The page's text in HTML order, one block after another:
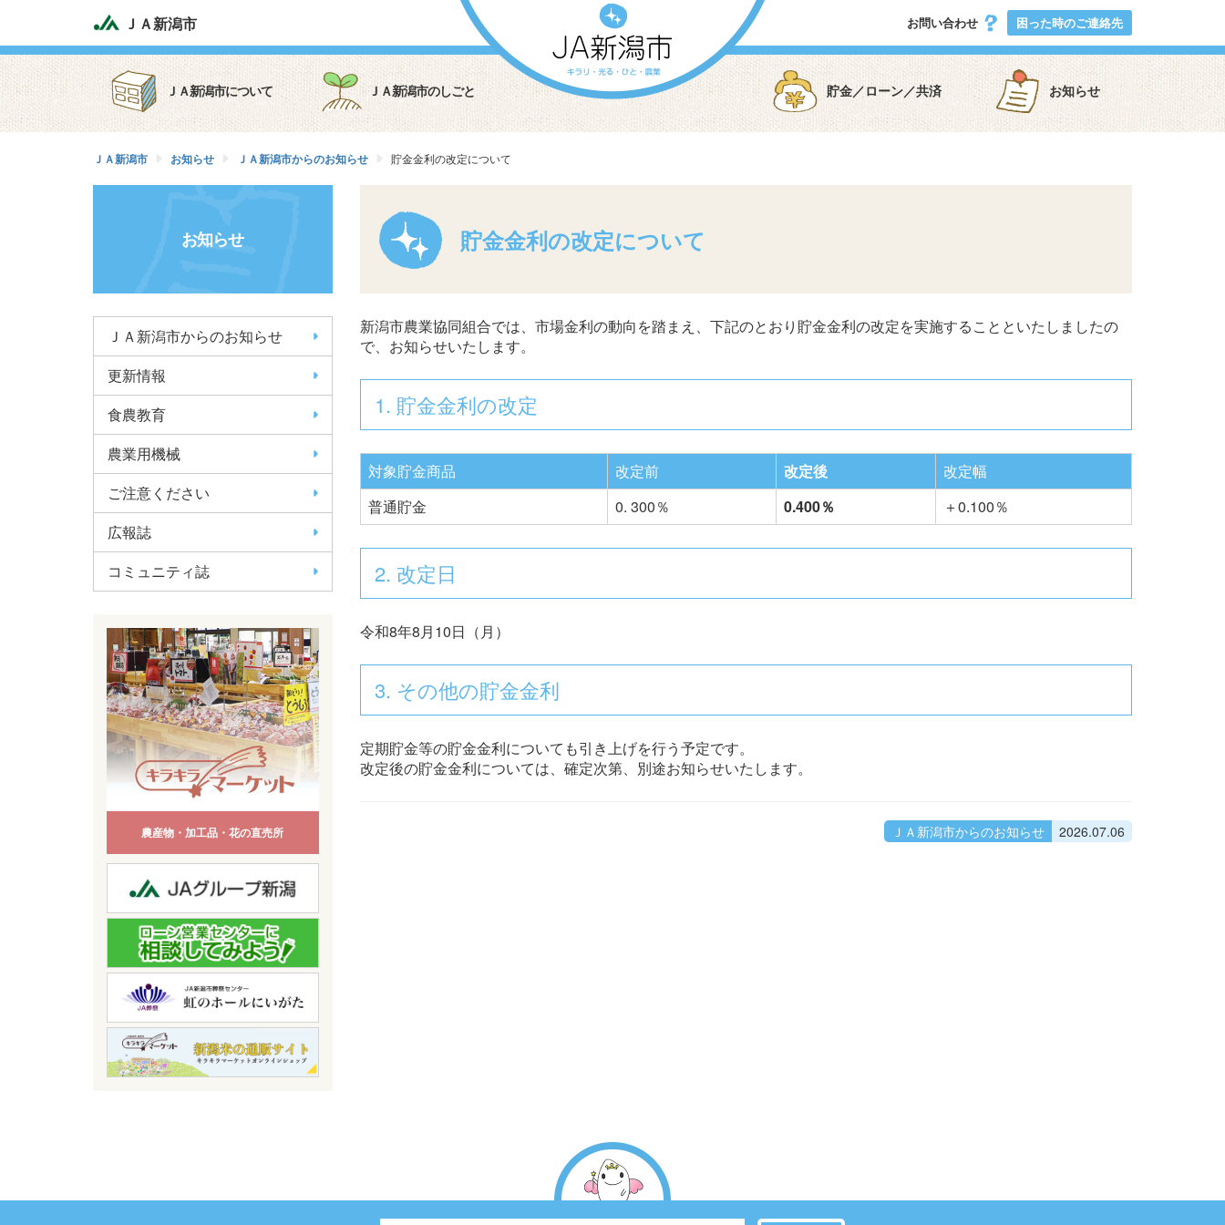
ＪＡ新潟市 お問い合わせ 困った時のご連絡先
ＪＡ新潟市について ＪＡ新潟市のしごと 貯金／ローン／共済 お知らせ
ＪＡ新潟市 お知らせ ＪＡ新潟市からのお知らせ 貯金金利の改定について
お知らせ
ＪＡ新潟市からのお知らせ
更新情報
食農教育
農業用機械
ご注意ください
広報誌
コミュニティ誌
農産物・加工品・花の直売所
貯金金利の改定について
新潟市農業協同組合では、市場金利の動向を踏まえ、下記のとおり貯金金利の改定を実施することといたしましたの
で、お知らせいたします。
1. 貯金金利の改定
対象貯金商品 改定前 改定後
改定幅
普通貯金
0. 300％ 0.400％ ＋0.100％
2. 改定日
令和8年8月10日（月）
3. その他の貯金金利
定期貯金等の貯金金利についても引き上げを行う予定です。
改定後の貯金金利については、確定次第、別途お知らせいたします。
ＪＡ新潟市からのお知らせ 2026.07.06